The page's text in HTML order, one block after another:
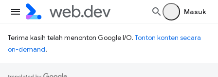
Masuk
Terima kasih telah menonton Google I/O. Tonton konten secara
on-demand.